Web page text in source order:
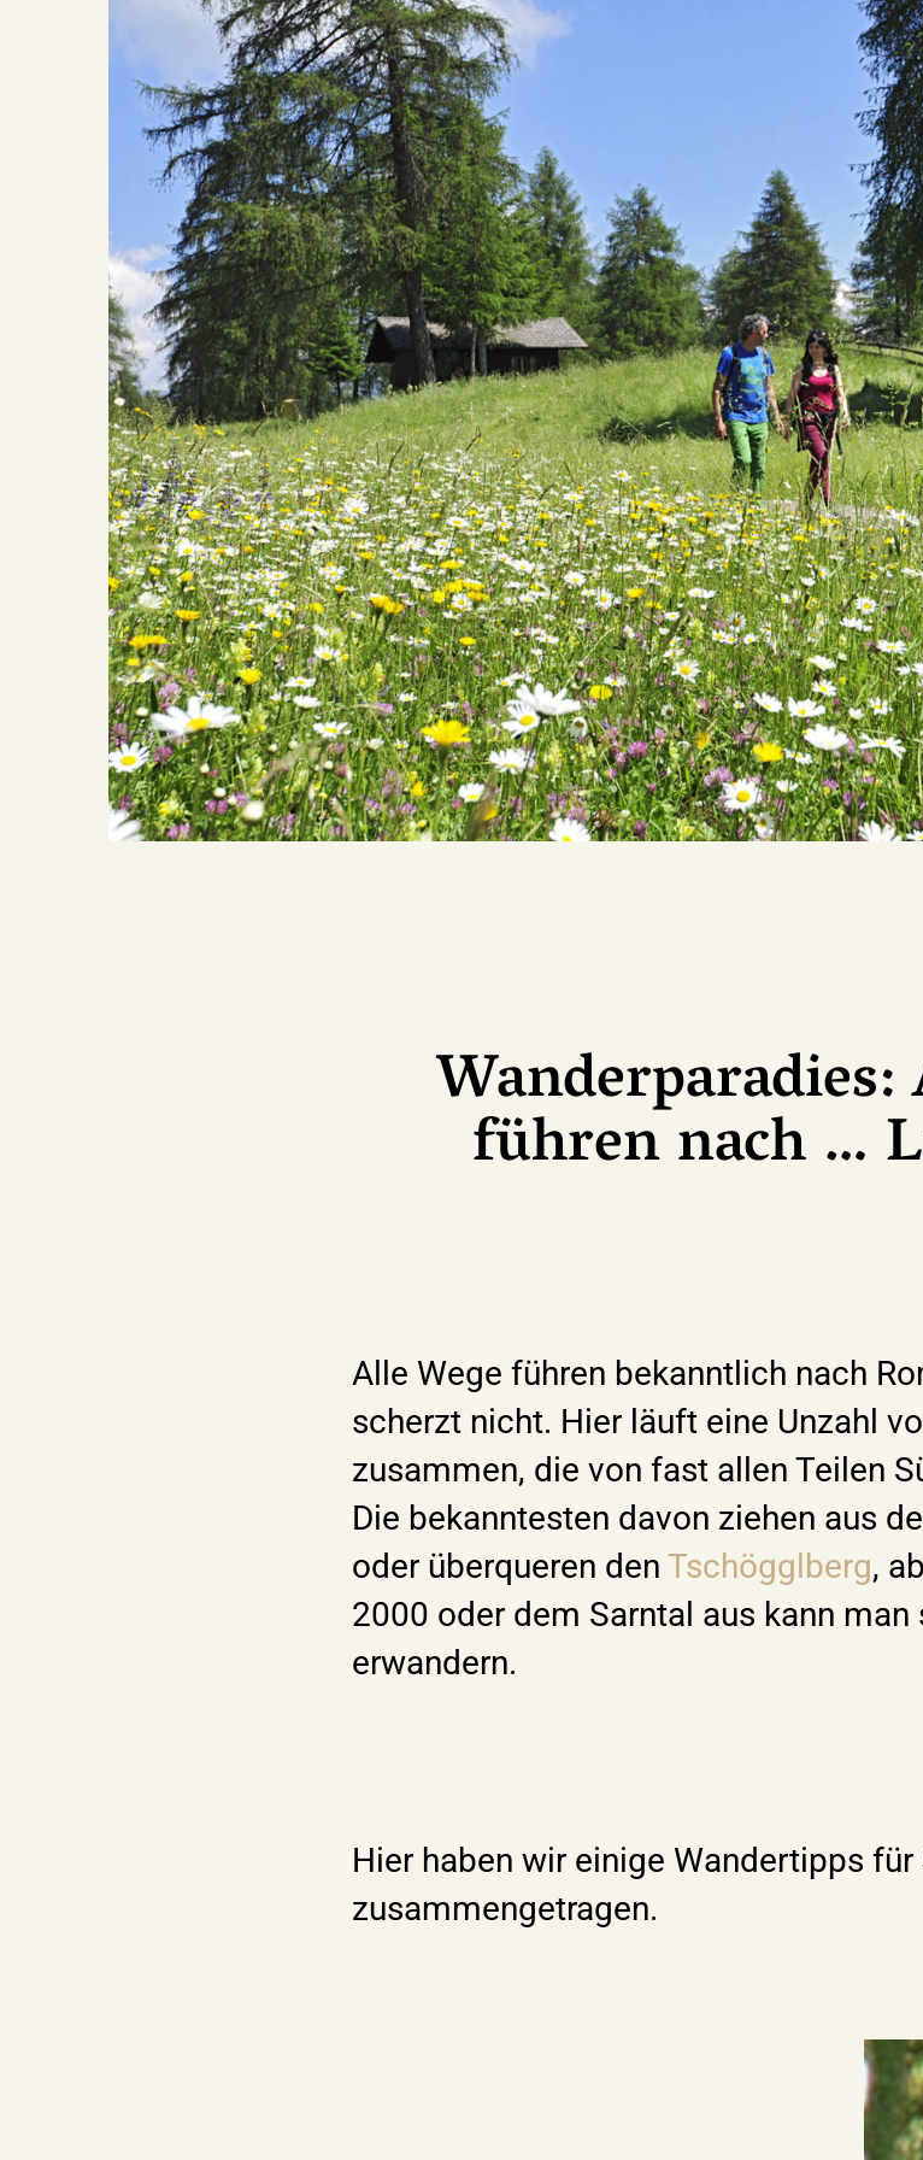
Wanderparadies:
führen nach …
Alle Wege führen bekanntlich nach
scherzt nicht. Hier läuft eine Unzahl
zusammen, die von fast allen Teilen
Die bekanntesten davon ziehen aus
oder überqueren denTschögglberg,
2000 oder dem Sarntal aus kann man
erwandern.
Hier haben wir einige Wandertipps für
zusammengetragen.